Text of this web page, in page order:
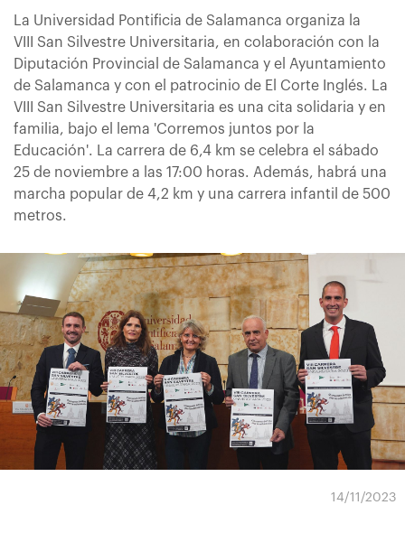
La Universidad Pontificia de Salamanca organiza la
VIII San Silvestre Universitaria, en colaboración con la
Diputación Provincial de Salamanca y el Ayuntamiento
de Salamanca y con el patrocinio de El Corte Inglés. La
VIII San Silvestre Universitaria es una cita solidaria y en
familia, bajo el lema 'Corremos juntos por la
Educación'. La carrera de 6,4 km se celebra el sábado
25 de noviembre a las 17:00 horas. Además, habrá una
marcha popular de 4,2 km y una carrera infantil de 500
metros.
14/11/2023